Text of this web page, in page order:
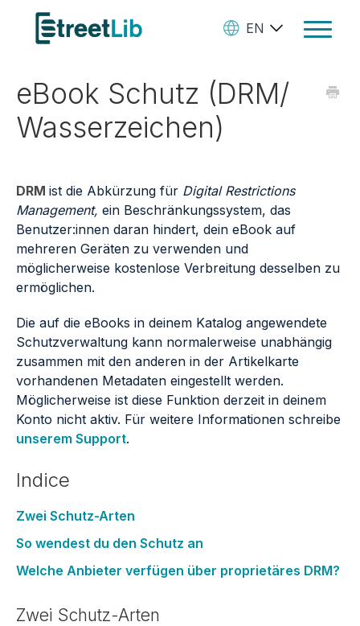
Toggle
Ebooks
Create Your Books
Manage Your Account and
SL Store
Contact
EN
eBook Schutz (DRM/
Wasserzeichen)
DRM ist die Abkürzung für Digital Restrictions
Management, ein Beschränkungssystem, das
Benutzer:innen daran hindert, dein eBook auf
mehreren Geräten zu verwenden und
möglicherweise kostenlose Verbreitung desselben zu
ermöglichen.
Die auf die eBooks in deinem Katalog angewendete
Schutzverwaltung kann normalerweise unabhängig
zusammen mit den anderen in der Artikelkarte
vorhandenen Metadaten eingestellt werden.
Möglicherweise ist diese Funktion derzeit in deinem
Konto nicht aktiv. Für weitere Informationen schreibe
unserem Support.
Indice
Zwei Schutz-Arten
So wendest du den Schutz an
Welche Anbieter verfügen über proprietäres DRM?
Zwei Schutz-Arten